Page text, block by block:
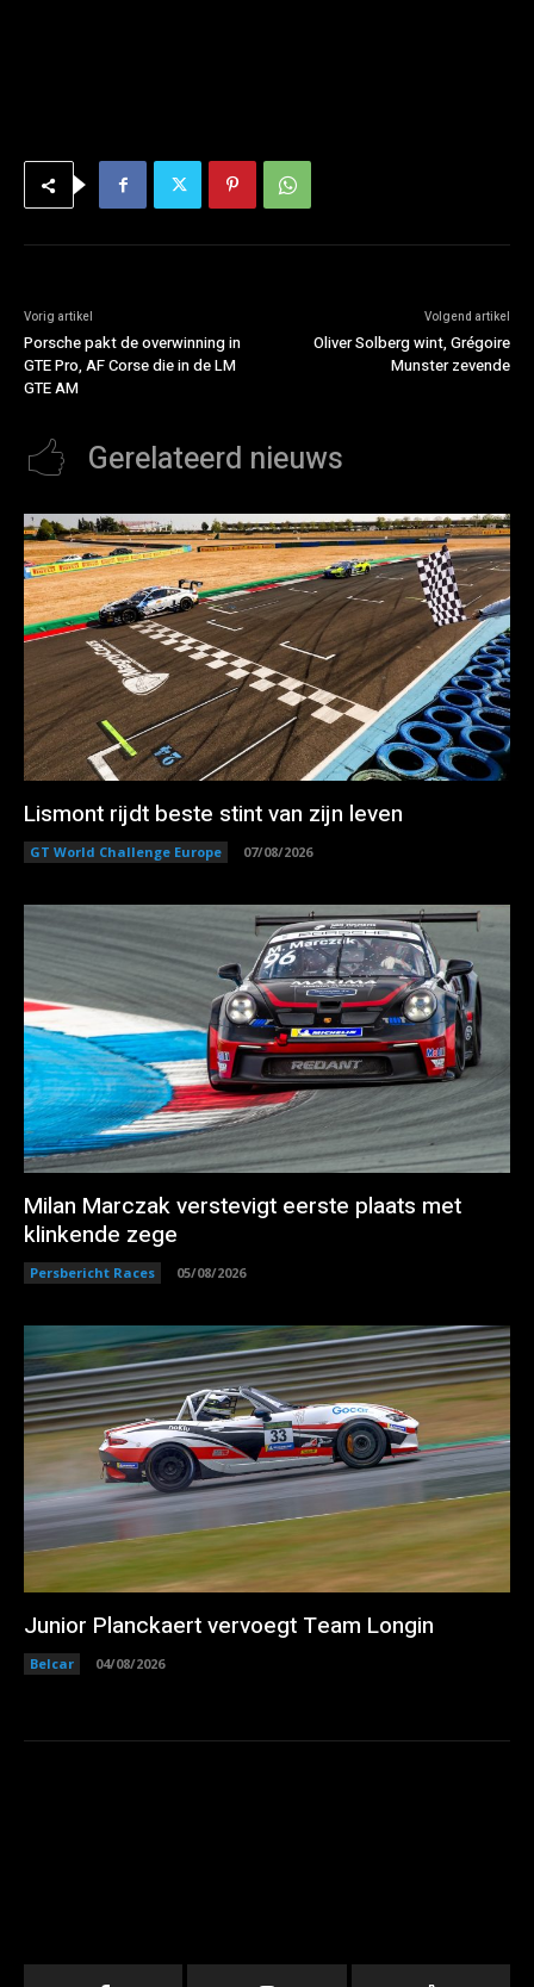
Vorig artikel
Porsche pakt de overwinning in
GTE Pro, AF Corse die in de LM
GTE AM
Volgend artikel
Oliver Solberg wint, Grégoire
Munster zevende
Gerelateerd nieuws
Lismont rijdt beste stint van zijn leven
GT World Challenge Europe 07/08/2026
Milan Marczak verstevigt eerste plaats met
klinkende zege
Persbericht Races 05/08/2026
Junior Planckaert vervoegt Team Longin
Belcar 04/08/2026